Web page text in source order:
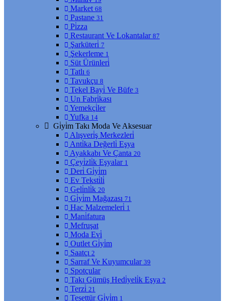
Market 68
Pastane 31
Pi̇zza
Restaurant Ve Lokantalar 87
Şarküteri̇ 7
Şekerleme 1
Süt Ürünleri̇
Tatlı 6
Tavukçu 8
Tekel Bayi̇ Ve Büfe 3
Un Fabri̇kası
Yemekçi̇ler
Yufka 14
Gi̇yi̇m Takı Moda Ve Aksesuar
Alışveri̇ş Merkezleri̇
Anti̇ka Değerli̇ Eşya
Ayakkabı Ve Çanta 20
Çeyi̇zli̇k Eşyalar 1
Deri̇ Gi̇yi̇m
Ev Teksti̇li̇
Geli̇nli̇k 20
Gi̇yi̇m Mağazası 71
Hac Malzemeleri̇ 1
Mani̇fatura
Mefruşat
Moda Evi̇
Outlet Gi̇yi̇m
Saatçı 2
Sarraf Ve Kuyumcular 39
Spotçular
Takı Gümüş Hedi̇yeli̇k Eşya 2
Terzi̇ 21
Tesettür Gi̇yi̇m 1